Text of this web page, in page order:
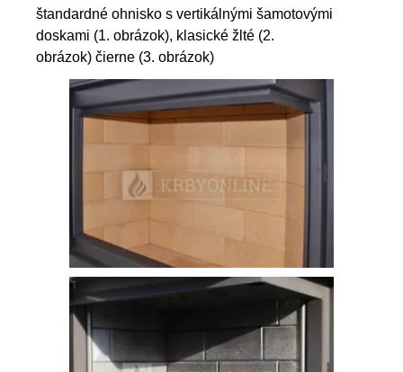
štandardné ohnisko s vertikálnými šamotovými
doskami (1. obrázok), klasické žlté (2.
obrázok) čierne (3. obrázok)